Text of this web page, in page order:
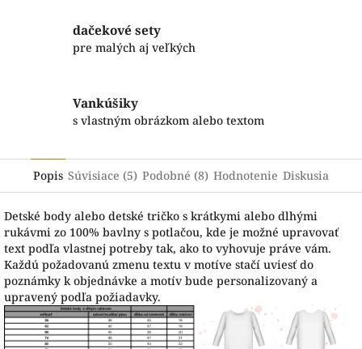
dačekové sety
pre malých aj veľkých
Vankúšiky
s vlastným obrázkom alebo textom
Popis Súvisiace (5) Podobné (8) Hodnotenie Diskusia
Detské body alebo detské tričko s krátkymi alebo dlhými
rukávmi zo 100% bavlny s potlačou, kde je možné upravovať
text podľa vlastnej potreby tak, ako to vyhovuje práve vám.
Každú požadovanú zmenu textu v motíve stačí uviesť do
poznámky k objednávke a motív bude personalizovaný a
upravený podľa požiadavky.